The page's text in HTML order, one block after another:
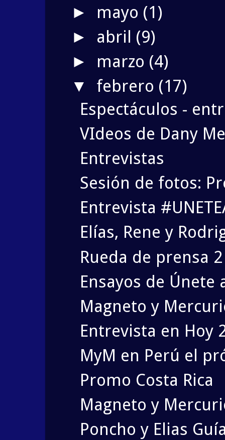
► mayo (1)
► abril (9)
► marzo (4)
▼ febrero (17)
Espectáculos -
VIdeos de Dany
Entrevistas
Sesión de fotos:
Entrevista
Elías, Rene y
Rueda de prensa
Ensayos de Únete
Magneto y
Entrevista en Hoy
MyM en Perú el
Promo Costa Rica
Magneto y
Poncho y Elias